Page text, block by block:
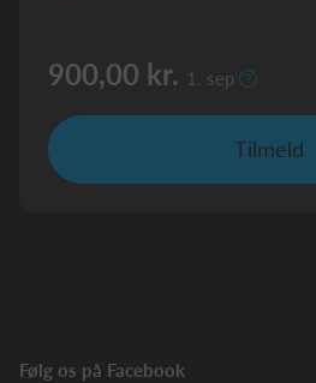
900,00 kr. 1. sep
Tilmeld
Følg os på Facebook